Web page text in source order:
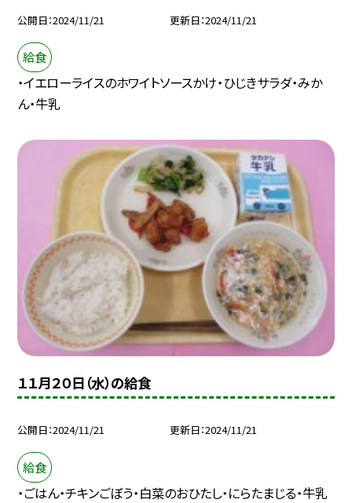
公開日 2024/11/21 更新日 2024/11/21
給食
・イエローライスのホワイトソースかけ・ひじきサラダ・みか
ん・牛乳
１１月２０日（水）の給食
公開日 2024/11/21 更新日 2024/11/21
給食
・ごはん・チキンごぼう・白菜のおひたし・にらたまじる・牛乳